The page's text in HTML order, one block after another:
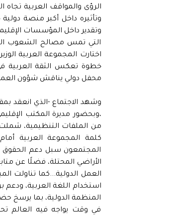
الرؤى والمواقف العربية تجاه
وتأثيره داخل أكبر منصة
وتقدير داخل المؤسسات
التي تمس مصالح الشعوب
خطوة تعكس الثقة العربية في
محفل دولي يناقش شؤون
وشهد الاجتماع -الذي انعقد
،وبحضور مديرة المكتب
من الملفات التنظيمية،
كلمة المجموعة العربية
المجتمعون سبل دعم الحقوق
الأراضي المحتلة، فضلًا عن
العمل الدولية...كما تناولت
استخدام اللغة العربية، ودعم
المنظمة الدولية، بما يرسخ
في وقت يواجه فيه العالم